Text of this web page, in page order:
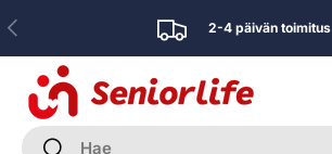
Edellinen 2-4 päivän toimitus
Etsi
Hae